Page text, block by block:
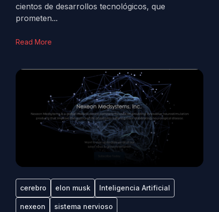
cientos de desarrollos tecnológicos, que
prometen...
Read More
cerebro elon musk Inteligencia Artificial
nexeon sistema nervioso